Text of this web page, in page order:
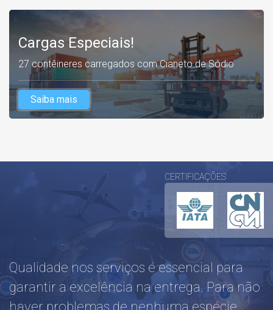
Cargas Especiais!
27 contêineres carregados com Cianeto de Sódio
Saiba mais
CERTIFICAÇÕES
Qualidade nos serviços é essencial para
garantir a excelência na entrega. Para não
haver problemas de nenhuma espécie,